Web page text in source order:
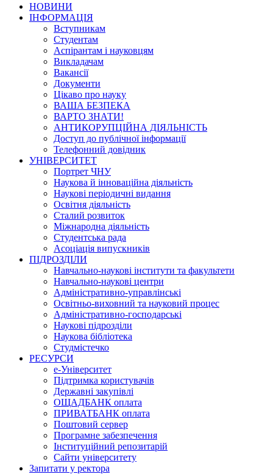
НОВИНИ
ІНФОРМАЦІЯ
Вступникам
Студентам
Аспірантам і науковцям
Викладачам
Вакансії
Документи
Цікаво про науку
ВАША БЕЗПЕКА
ВАРТО ЗНАТИ!
АНТИКОРУПЦІЙНА ДІЯЛЬНІСТЬ
Доступ до публічної інформації
Телефонний довідник
УНІВЕРСИТЕТ
Портрет ЧНУ
Наукова й інноваційна діяльність
Наукові періодичні видання
Освітня діяльність
Сталий розвиток
Міжнародна діяльність
Студентська рада
Асоціація випускників
ПІДРОЗДІЛИ
Навчально-наукові інститути та факультети
Навчально-наукові центри
Адміністративно-управлінські
Освітньо-виховний та науковий процес
Адміністративно-господарські
Наукові підрозділи
Наукова бібліотека
Студмістечко
РЕСУРСИ
е-Університет
Підтримка користувачів
Державні закупівлі
ОЩАДБАНК оплата
ПРИВАТБАНК оплата
Поштовий сервер
Програмне забезпечення
Інституційний репозитарій
Сайти університету
Запитати у ректора